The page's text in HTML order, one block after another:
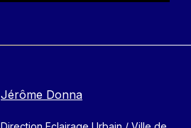
Jérôme Donna